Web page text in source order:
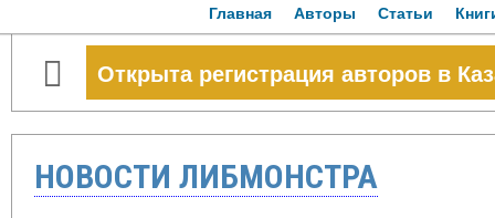
Главная Авторы Статьи
Открыта регистрация авторов в
НОВОСТИ ЛИБМОНСТРА